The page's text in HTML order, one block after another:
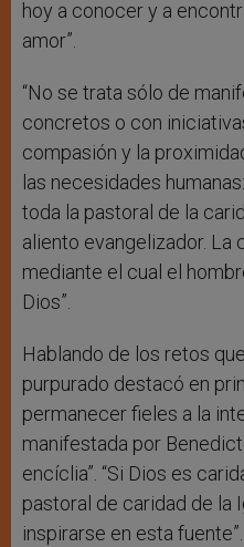
hoy a conocer y a
amor”.
“No se trata sólo de
concretos o con
compasión y la
las necesidades
toda la pastoral de la
aliento evangelizador. La
mediante el cual el
Dios”.
Hablando de los retos
purpurado destacó en
permanecer fieles a la
manifestada por
encíclia”. “Si Dios es
pastoral de caridad de la
inspirarse en esta fuente”.